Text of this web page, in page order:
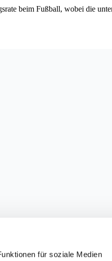
für soziale Medien
beim Fußball, wobei die